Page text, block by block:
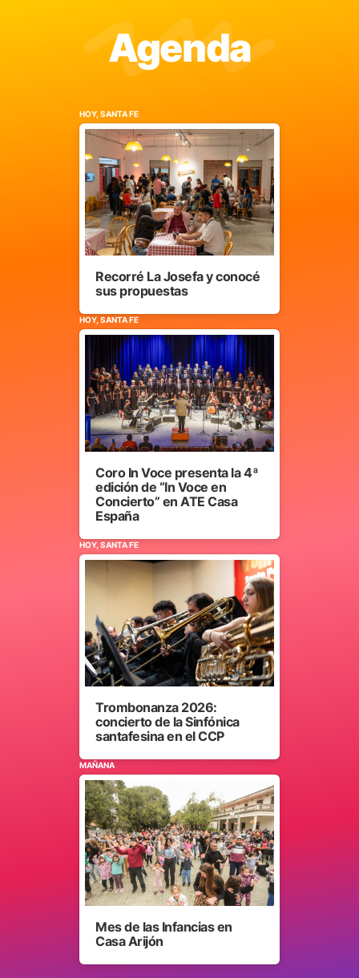
Agenda
HOY, SANTA FE
Recorré La Josefa y conocé
sus propuestas
HOY, SANTA FE
Coro In Voce presenta la 4ª
edición de “In Voce en
Concierto” en ATE Casa
España
HOY, SANTA FE
Trombonanza 2026:
concierto de la Sinfónica
santafesina en el CCP
MAÑANA
Mes de las Infancias en
Casa Arijón